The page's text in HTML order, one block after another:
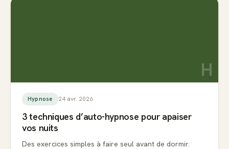
H
Hypnose 24 avr. 2026
3 techniques d’auto-hypnose pour apaiser
vos nuits
Des exercices simples à faire seul avant de dormir.